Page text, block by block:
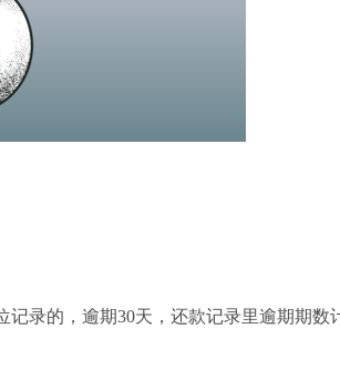
录的，逾期30天，还款记录里逾期期